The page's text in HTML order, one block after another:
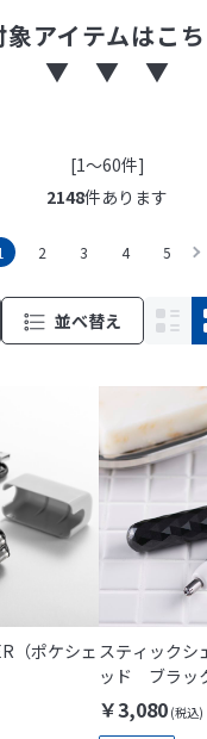
象アイテムはこ
▼ ▼ ▼
[1～60件]
2148件あります
2 3 4 5
並べ替え
（ポケシェ スティックシ
ッド ブラッ
￥3,080